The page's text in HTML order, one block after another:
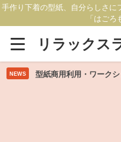
手作り下着の型紙、自分らしさに
「はごろ
リラックス
NEWS
型紙商用利用・ワーク